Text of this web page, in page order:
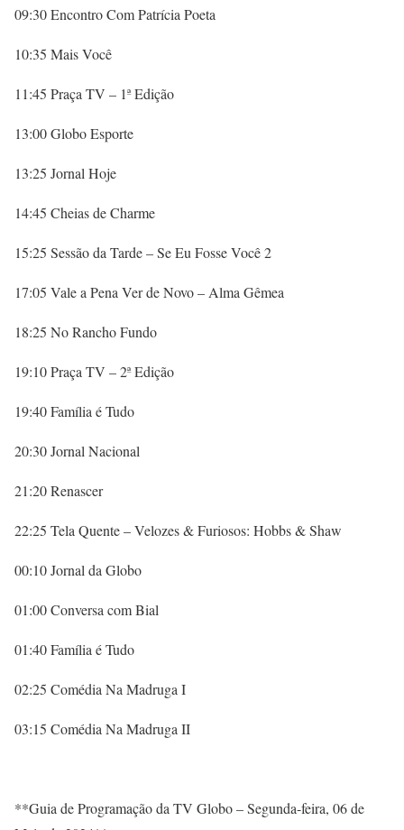
09:30 Encontro Com Patrícia Poeta
10:35 Mais Você
11:45 Praça TV – 1ª Edição
13:00 Globo Esporte
13:25 Jornal Hoje
14:45 Cheias de Charme
15:25 Sessão da Tarde – Se Eu Fosse Você 2
17:05 Vale a Pena Ver de Novo – Alma Gêmea
18:25 No Rancho Fundo
19:10 Praça TV – 2ª Edição
19:40 Família é Tudo
20:30 Jornal Nacional
21:20 Renascer
22:25 Tela Quente – Velozes & Furiosos: Hobbs & Shaw
00:10 Jornal da Globo
01:00 Conversa com Bial
01:40 Família é Tudo
02:25 Comédia Na Madruga I
03:15 Comédia Na Madruga II
**Guia de Programação da TV Globo – Segunda-feira, 06 de